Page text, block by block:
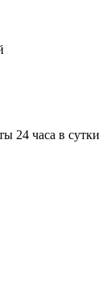
24 часа в сутки